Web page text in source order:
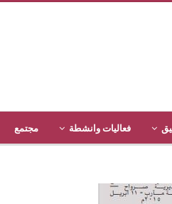
فعاليات وانشطة مجتمع